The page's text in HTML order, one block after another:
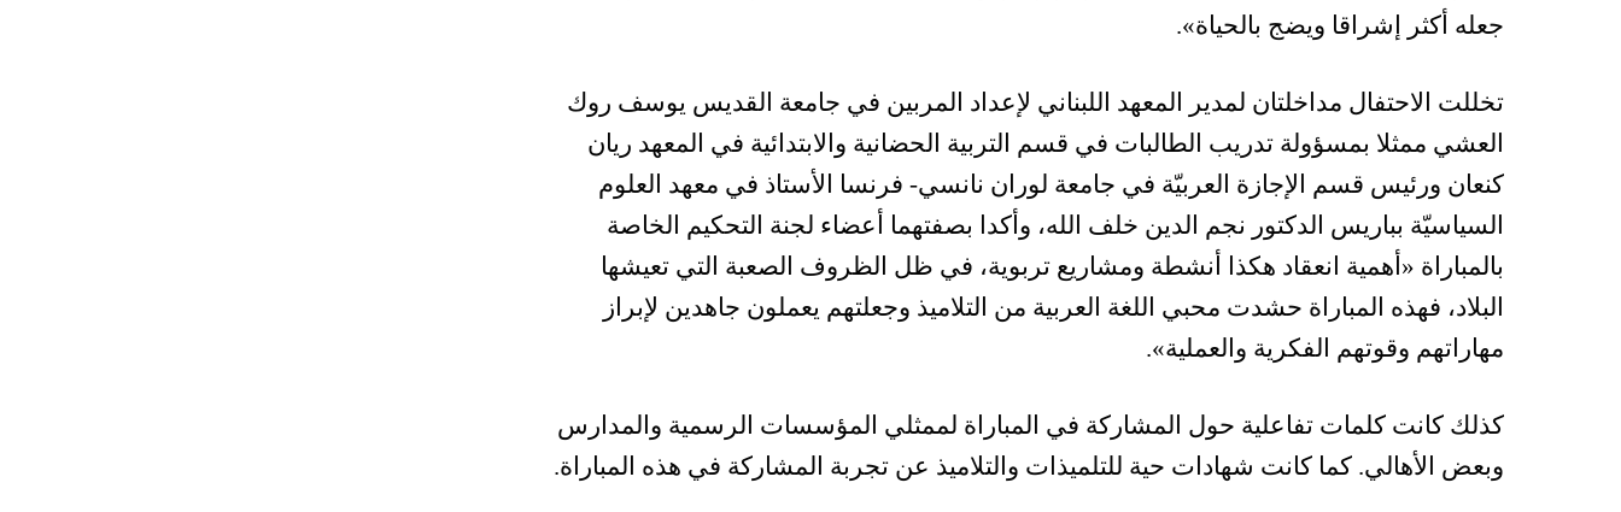
جعله أكثر إشراقا ويضج بالحياة».
تخللت الاحتفال مداخلتان لمدير المعهد اللبناني لإعداد المربين في جامعة القديس يوسف روك
العشي ممثلا بمسؤولة تدريب الطالبات في قسم التربية الحضانية والابتدائية في المعهد ريان
كنعان ورئيس قسم الإجازة العربيّة في جامعة لوران نانسي- فرنسا الأستاذ في معهد العلوم
السياسيّة بباريس الدكتور نجم الدين خلف الله، وأكدا بصفتهما أعضاء لجنة التحكيم الخاصة
بالمباراة «أهمية انعقاد هكذا أنشطة ومشاريع تربوية، في ظل الظروف الصعبة التي تعيشها
البلاد، فهذه المباراة حشدت محبي اللغة العربية من التلاميذ وجعلتهم يعملون جاهدين لإبراز
مهاراتهم وقوتهم الفكرية والعملية».
كذلك كانت كلمات تفاعلية حول المشاركة في المباراة لممثلي المؤسسات الرسمية والمدارس
وبعض الأهالي. كما كانت شهادات حية للتلميذات والتلاميذ عن تجربة المشاركة في هذه المباراة.